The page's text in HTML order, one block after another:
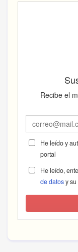
Recibe el
He leído y
portal
He leído,
de datosy su